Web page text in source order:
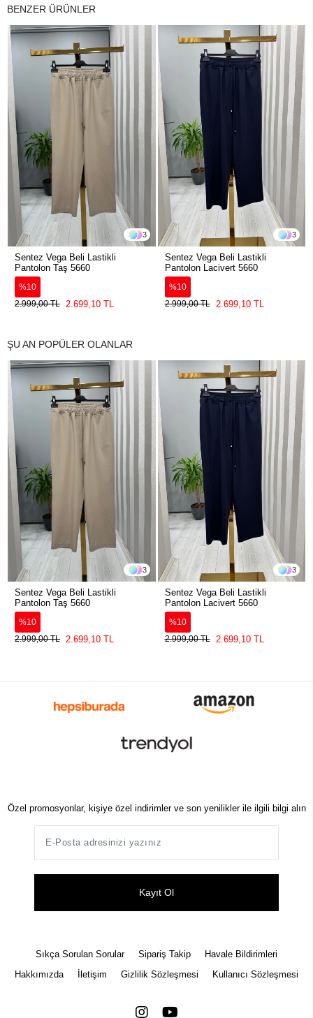
BENZER ÜRÜNLER
3
Sentez Vega Beli Lastikli
Pantolon Taş 5660
%10
2.999,00 TL
2.699,10 TL
3
Sentez Vega Beli Lastikli
Pantolon Lacivert 5660
%10
2.999,00 TL
2.699,10 TL
ŞU AN POPÜLER OLANLAR
3
Sentez Vega Beli Lastikli
Pantolon Taş 5660
%10
2.999,00 TL
2.699,10 TL
3
Sentez Vega Beli Lastikli
Pantolon Lacivert 5660
%10
2.999,00 TL
2.699,10 TL
Özel promosyonlar, kişiye özel indirimler ve son yenilikler ile ilgili bilgi alın
Kayıt Ol
Sıkça Sorulan Sorular Sipariş Takip
Havale Bildirimleri
Hakkımızda
İletişim Gizlilik Sözleşmesi Kullanıcı Sözleşmesi